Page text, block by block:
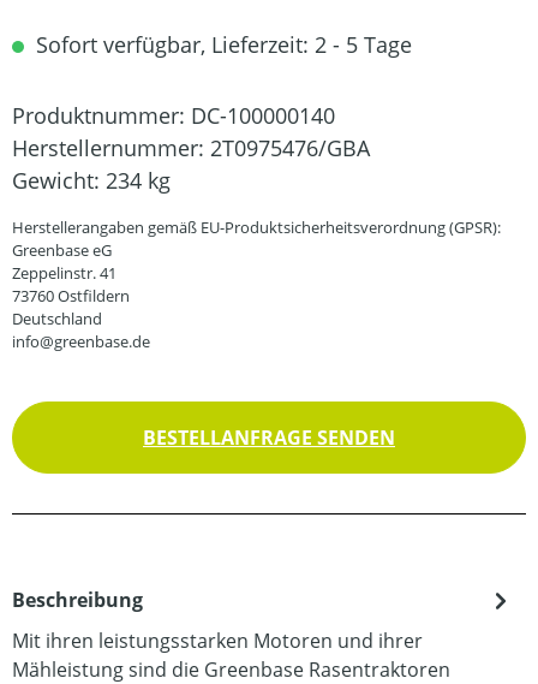
Sofort verfügbar, Lieferzeit: 2 - 5 Tage
Produktnummer: DC-100000140
Herstellernummer: 2T0975476/GBA
Gewicht: 234 kg
Herstellerangaben gemäß EU-Produktsicherheitsverordnung (GPSR):
Greenbase eG
Zeppelinstr. 41
73760 Ostfildern
Deutschland
info@greenbase.de
BESTELLANFRAGE SENDEN
Beschreibung
Mit ihren leistungsstarken Motoren und ihrer
Mähleistung sind die Greenbase Rasentraktoren